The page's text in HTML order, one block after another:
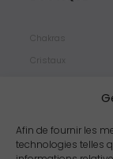
Afin de fournir les
technologies telles
Chakras
Cristaux
Propriétés
Arômes